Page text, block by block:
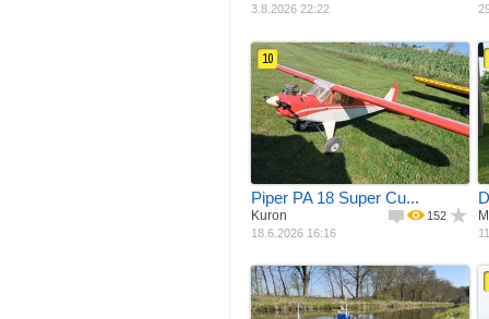
3.8.2026 22:22
Jak postaveno
Podle plánku
Materiál
Balza + potah
Pohon
Spalovací ­ motor
Rozpětí
1808 mm
3100 g
10
Piper PA 18 Super Cu...
152
Kuron
18.6.2026 16:16